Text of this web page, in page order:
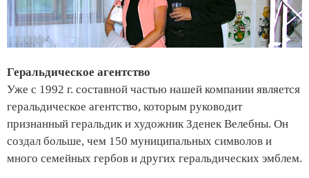
Геральдическое агентство
Уже с 1992 г. составной частью нашей компании является
геральдическое агентство, которым руководит
признанный геральдик и художник Зденек Велебны. Он
создал больше, чем 150 муниципальных символов и
много семейных гербов и других геральдических эмблем.